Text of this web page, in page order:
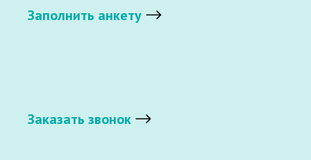
Заполнить анкету
Заказать звонок